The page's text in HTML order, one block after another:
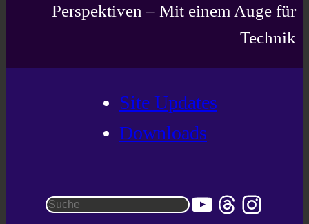
Perspektiven – Mit einem Auge für
Technik
Site Updates
Downloads
Suchen YouTube
Threads